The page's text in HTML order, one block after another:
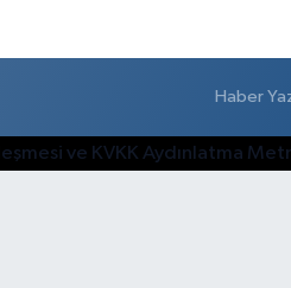
Haber
ve KVKK Aydınlatma